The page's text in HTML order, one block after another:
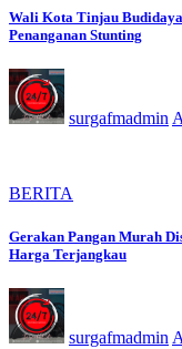
Wali Kota Tinjau
Penanganan Stunting
surgafmadmin
BERITA
Gerakan Pangan Murah
Harga Terjangkau
surgafmadmin